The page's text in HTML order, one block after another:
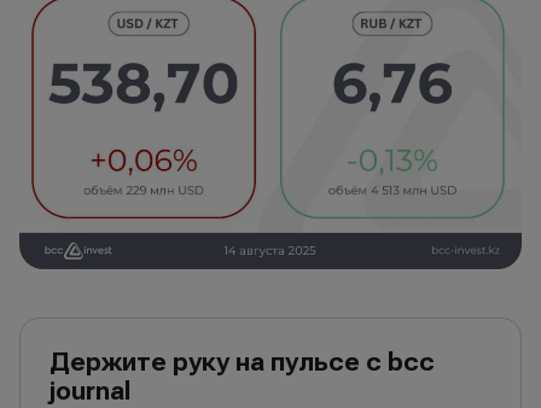
Держите руку на пульсе с bcc
journal